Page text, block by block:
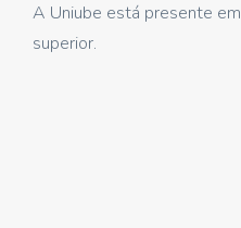
A Uniube está presente
superior.